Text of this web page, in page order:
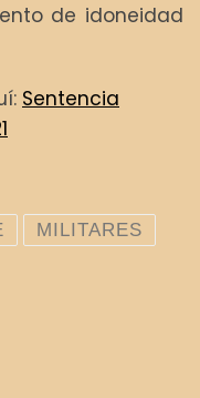
de idoneidad
Sentencia
MILITARES